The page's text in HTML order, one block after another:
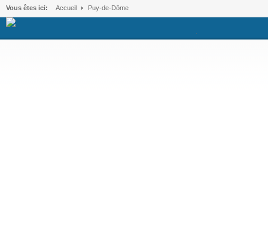
Vous êtes ici: Accueil Puy-de-Dôme